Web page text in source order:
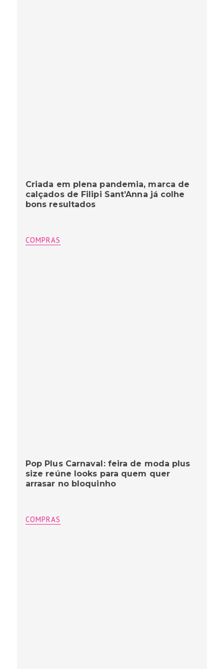
Criada em plena pandemia, marca de
calçados de Filipi Sant’Anna já colhe
bons resultados
COMPRAS
Pop Plus Carnaval: feira de moda plus
size reúne looks para quem quer
arrasar no bloquinho
COMPRAS